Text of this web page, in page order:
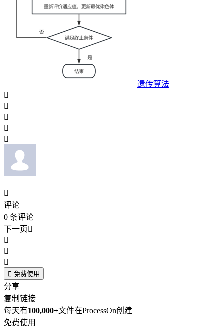
遗传算法






评论
0 条评论
下一页



 免费使用
分享
复制链接
每天有100,000+文件在ProcessOn创建
免费使用